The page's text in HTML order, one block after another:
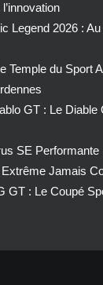
Legend 2026 :
Temple du Sport
GT : Le
SE
Jamais
GT : Le Coupé